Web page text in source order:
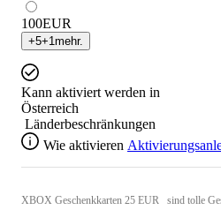
100EUR
+5+1 mehr.
Kann aktiviert werden in
Österreich
Länderbeschränkungen
Wie aktivieren
XBOX Geschenkkarten 25 EUR sind tolle